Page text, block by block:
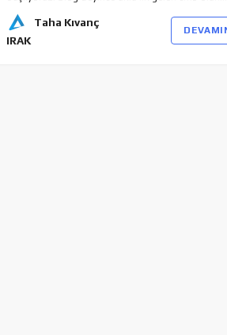
Taha Kıvanç
IRAK